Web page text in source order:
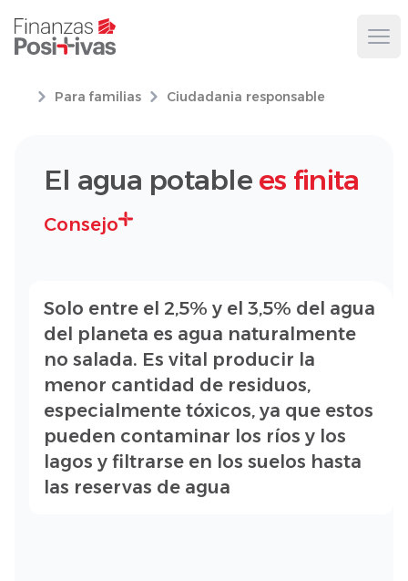
Para familias Ciudadania responsable
El agua potable es finita
Consejo
Solo entre el 2,5% y el 3,5% del agua
del planeta es agua naturalmente
no salada. Es vital producir la
menor cantidad de residuos,
especialmente tóxicos, ya que estos
pueden contaminar los ríos y los
lagos y filtrarse en los suelos hasta
las reservas de agua